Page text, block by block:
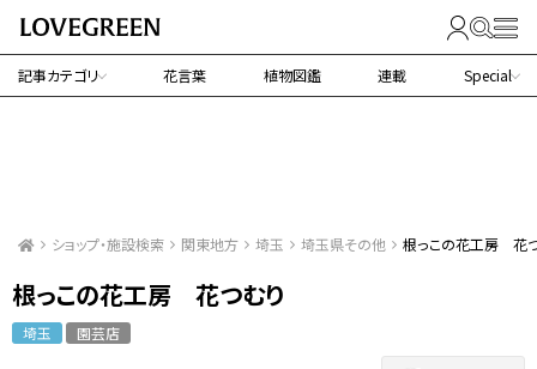
記事カテゴリ 花言葉 植物図鑑 連載 Special
ショップ・施設検索 関東地方 埼玉 埼玉県その他 根っこの花工房 花
根っこの花工房 花つむり
埼玉 園芸店